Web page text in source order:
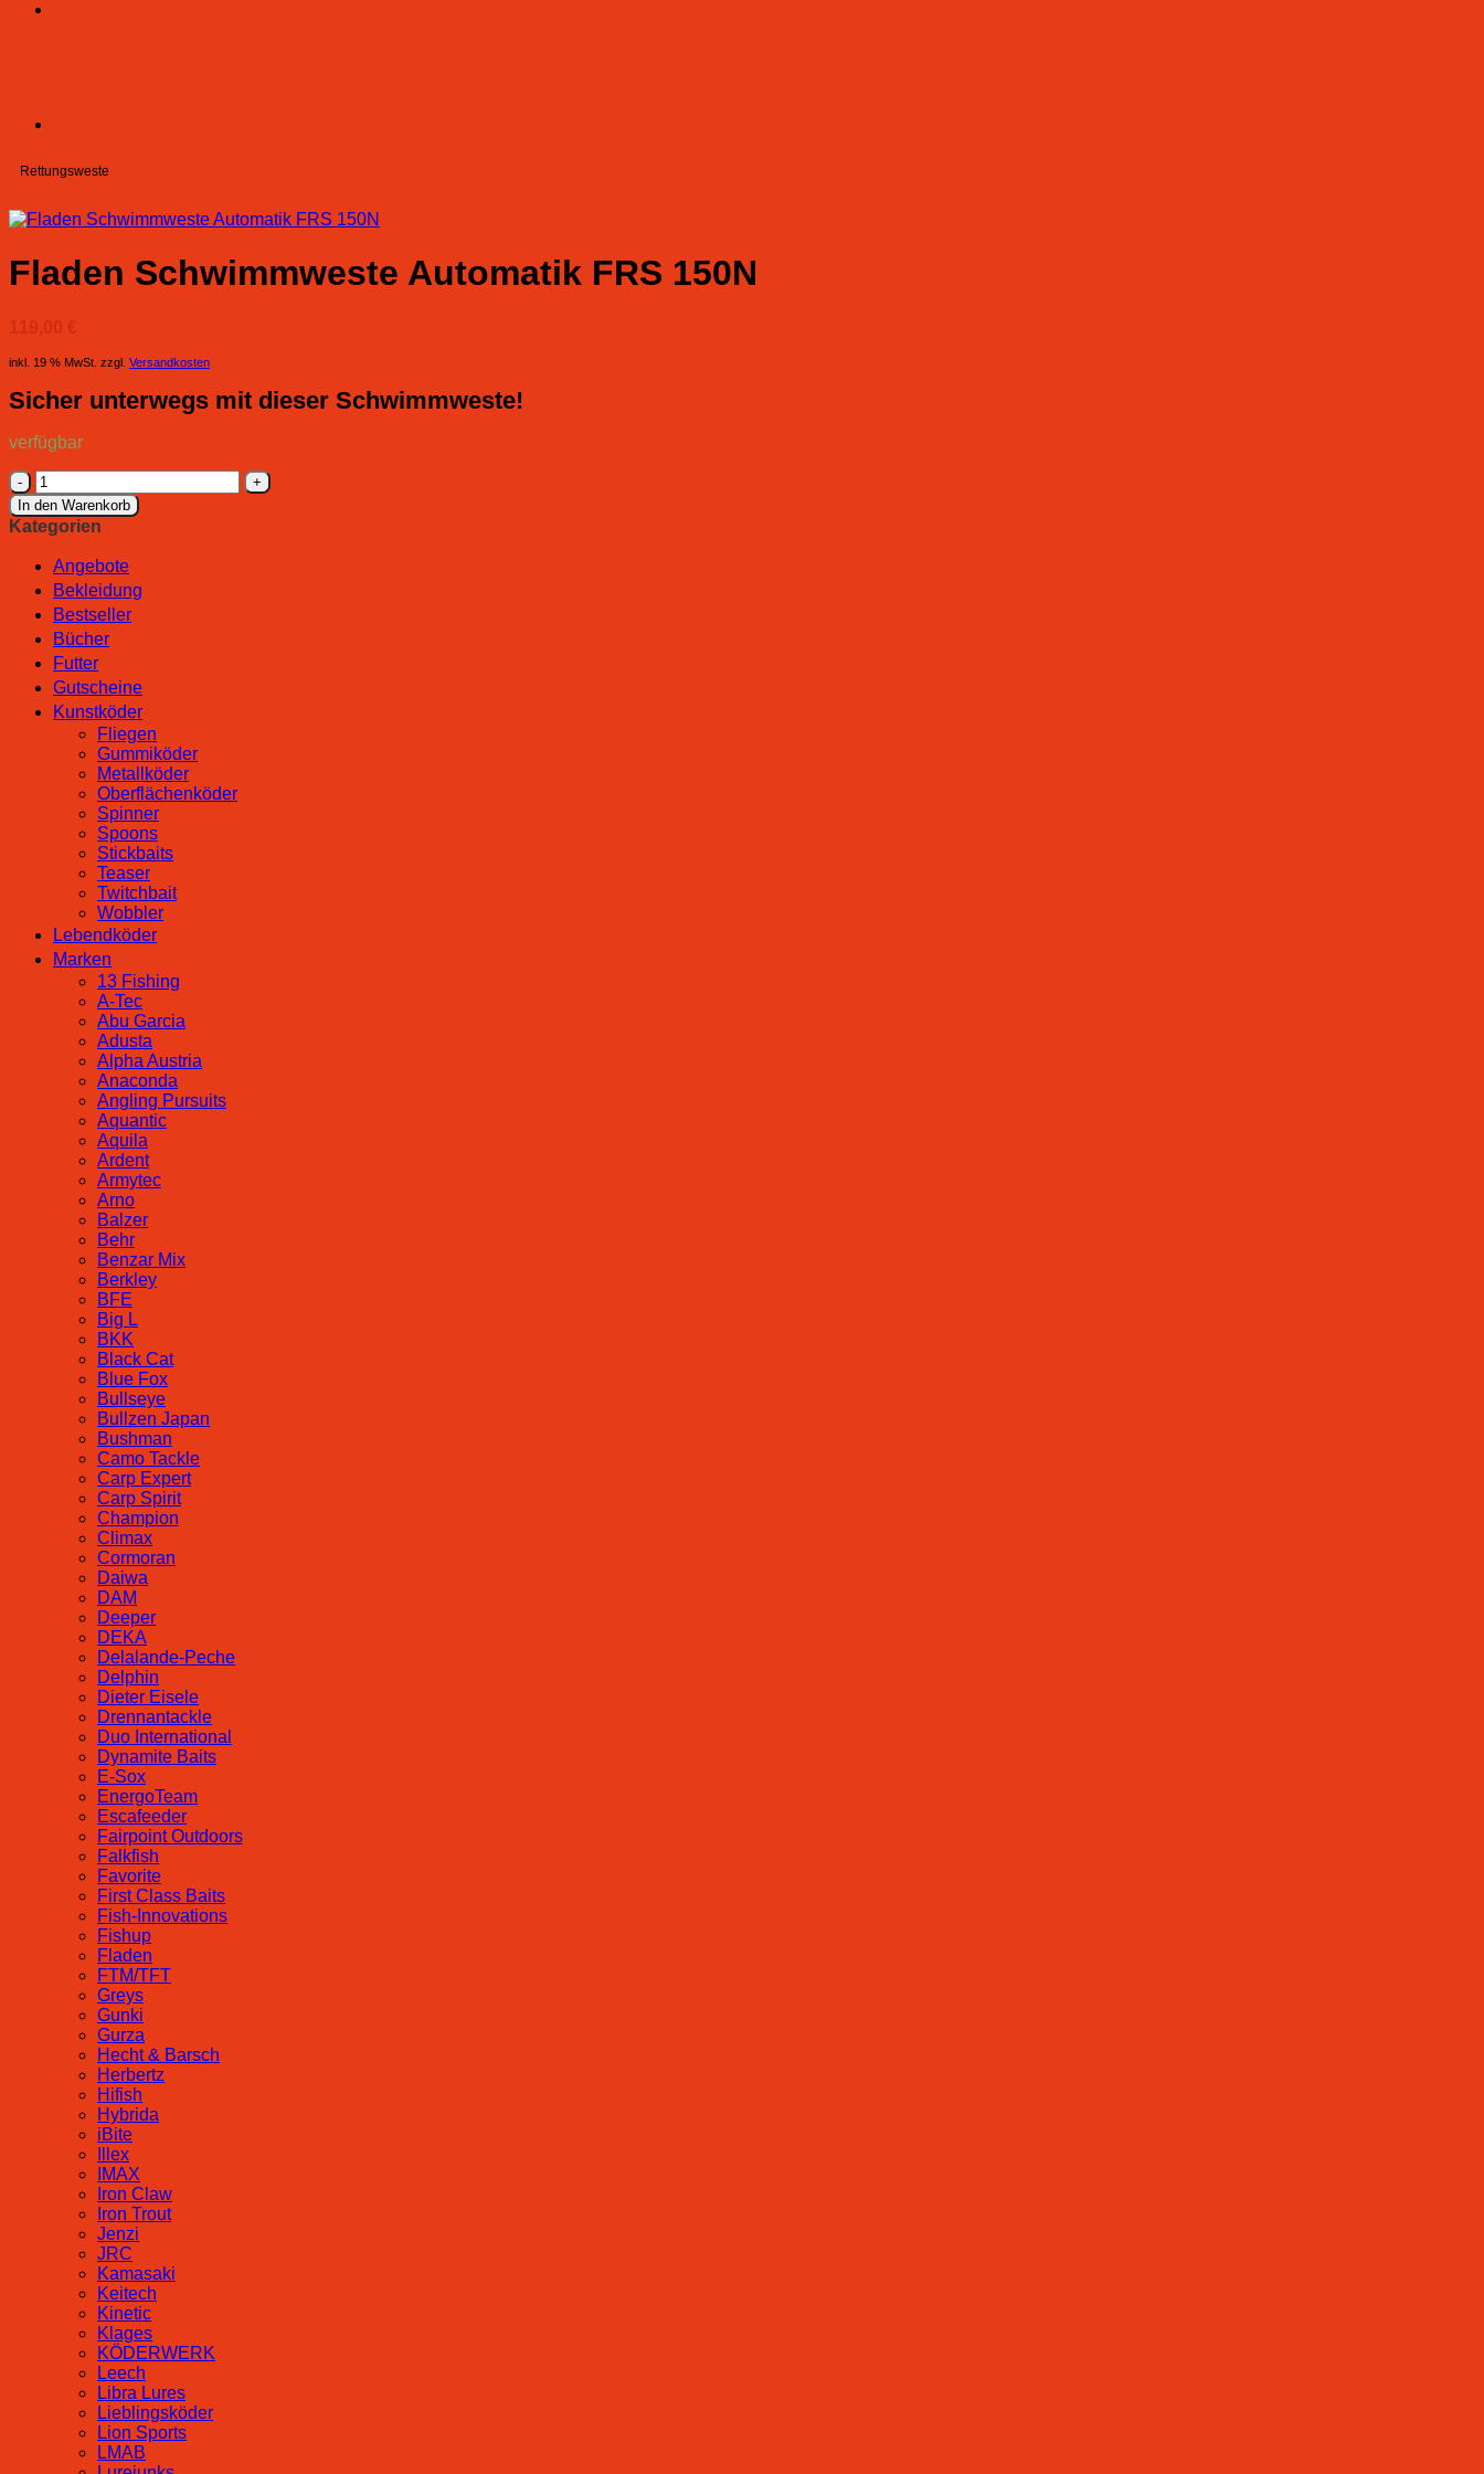
Rettungsweste
Fladen Schwimmweste Automatik FRS 150N
119,00 €
inkl. 19 % MwSt. zzgl. Versandkosten
Sicher unterwegs mit dieser Schwimmweste!
verfügbar
Fladen
Schwimmweste
Automatik
FRS
150N
Menge
In den Warenkorb
Kategorien
Angebote
Bekleidung
Bestseller
Bücher
Futter
Gutscheine
Kunstköder
Fliegen
Gummiköder
Metallköder
Oberflächenköder
Spinner
Spoons
Stickbaits
Teaser
Twitchbait
Wobbler
Lebendköder
Marken
13 Fishing
A-Tec
Abu Garcia
Adusta
Alpha Austria
Anaconda
Angling Pursuits
Aquantic
Aquila
Ardent
Armytec
Arno
Balzer
Behr
Benzar Mix
Berkley
BFE
Big L
BKK
Black Cat
Blue Fox
Bullseye
Bullzen Japan
Bushman
Camo Tackle
Carp Expert
Carp Spirit
Champion
Climax
Cormoran
Daiwa
DAM
Deeper
DEKA
Delalande-Peche
Delphin
Dieter Eisele
Drennantackle
Duo International
Dynamite Baits
E-Sox
EnergoTeam
Escafeeder
Fairpoint Outdoors
Falkfish
Favorite
First Class Baits
Fish-Innovations
Fishup
Fladen
FTM/TFT
Greys
Gunki
Gurza
Hecht & Barsch
Herbertz
Hifish
Hybrida
iBite
Illex
IMAX
Iron Claw
Iron Trout
Jenzi
JRC
Kamasaki
Keitech
Kinetic
Klages
KÖDERWERK
Leech
Libra Lures
Lieblingsköder
Lion Sports
LMAB